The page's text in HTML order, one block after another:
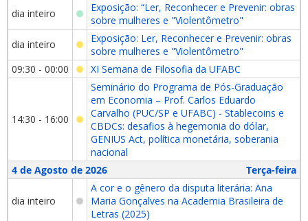
dia inteiro
Exposição: “Ler, Reconhecer e Prevenir: obras
sobre mulheres e "Violentômetro"
dia inteiro
Exposição: Ler, Reconhecer e Prevenir: obras
sobre mulheres e "Violentômetro"
09:30 - 00:00
XI Semana de Filosofia da UFABC
14:30 - 16:00
Seminário do Programa de Pós-Graduação
em Economia – Prof. Carlos Eduardo
Carvalho (PUC/SP e UFABC) - Stablecoins e
CBDCs: desafios à hegemonia do dólar,
GENIUS Act, política monetária, soberania
nacional
4 de Agosto de 2026
Terça-feira
dia inteiro
A cor e o gênero da disputa literária: Ana
Maria Gonçalves na Academia Brasileira de
Letras (2025)